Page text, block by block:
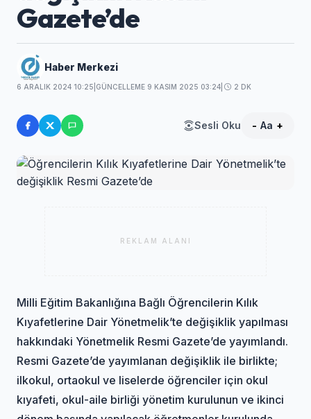
Gazete’de
Haber Merkezi
6 ARALIK 2024 10:25 GÜNCELLEME 9 KASIM 2025 03:24 2 DK
Sesli Oku - Aa +
REKLAM ALANI
Milli Eğitim Bakanlığına Bağlı Öğrencilerin Kılık
Kıyafetlerine Dair Yönetmelik’te değişiklik yapılması
hakkındaki Yönetmelik Resmi Gazete’de yayımlandı.
Resmi Gazete’de yayımlanan değişiklik ile birlikte;
ilkokul, ortaokul ve liselerde öğrenciler için okul
kıyafeti, okul-aile birliği yönetim kurulunun ve ikinci